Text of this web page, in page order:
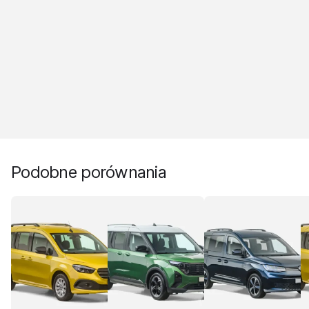
Podobne porównania